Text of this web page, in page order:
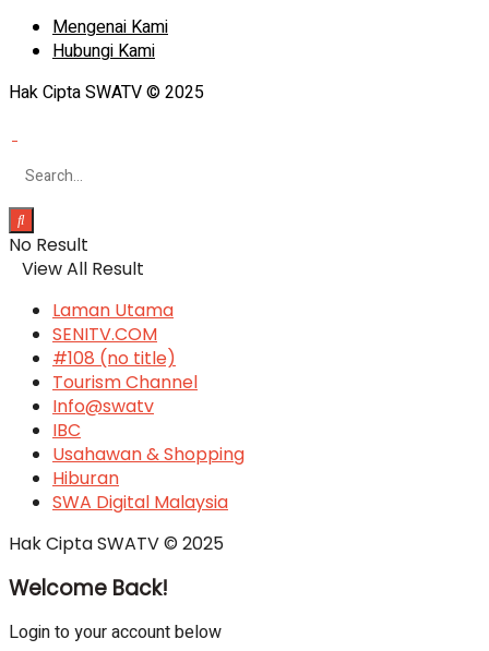
Mengenai Kami
Hubungi Kami
Hak Cipta SWATV © 2025
No Result
View All Result
Laman Utama
SENITV.COM
#108 (no title)
Tourism Channel
Info@swatv
IBC
Usahawan & Shopping
Hiburan
SWA Digital Malaysia
Hak Cipta SWATV © 2025
Welcome Back!
Login to your account below